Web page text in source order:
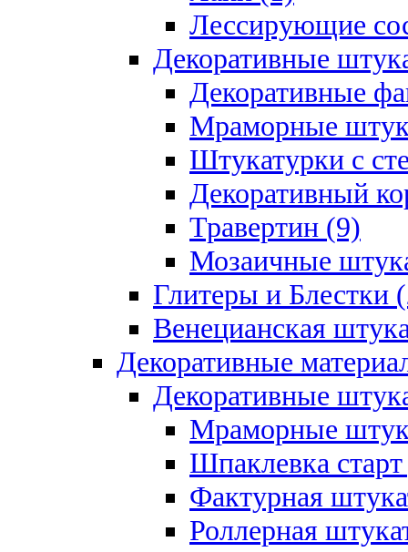
Лессирующие
Декоративные
Декоративные
Мраморные
Штукатурки с
Декоративный
Травертин (9)
Мозаичные
Глитеры и Блестки
Венецианская
Декоративные
Декоративные
Мраморные
Шпаклевка
Фактурная
Роллерная